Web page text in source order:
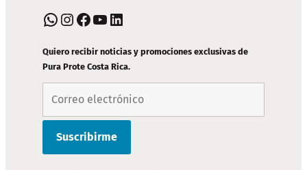
PIE
DE
PÁGINA
WhatsApp Instagram Facebook YouTube LinkedIn
Quiero recibir noticias y promociones exclusivas de
Pura Prote Costa Rica.